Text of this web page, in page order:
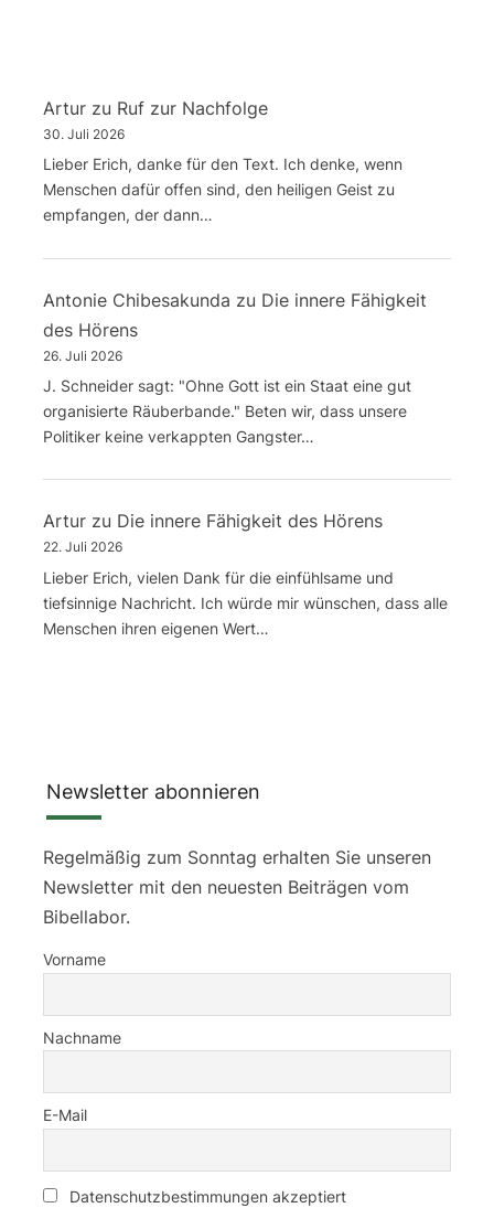
Artur zu Ruf zur Nachfolge
30. Juli 2026
Lieber Erich, danke für den Text. Ich denke, wenn
Menschen dafür offen sind, den heiligen Geist zu
empfangen, der dann…
Antonie Chibesakunda zu Die innere Fähigkeit
des Hörens
26. Juli 2026
J. Schneider sagt: "Ohne Gott ist ein Staat eine gut
organisierte Räuberbande." Beten wir, dass unsere
Politiker keine verkappten Gangster…
Artur zu Die innere Fähigkeit des Hörens
22. Juli 2026
Lieber Erich, vielen Dank für die einfühlsame und
tiefsinnige Nachricht. Ich würde mir wünschen, dass alle
Menschen ihren eigenen Wert…
Newsletter abonnieren
Regelmäßig zum Sonntag erhalten Sie unseren
Newsletter mit den neuesten Beiträgen vom
Bibellabor.
Vorname
Nachname
E-Mail
Datenschutzbestimmungen akzeptiert